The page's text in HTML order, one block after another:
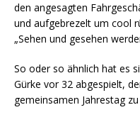
den angesagten
und aufgebrezelt um cool
„Sehen und gesehen
So oder so ähnlich hat es
Gürke vor 32 abgespielt,
gemeinsamen Jahrestag